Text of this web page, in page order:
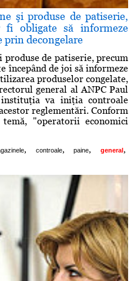
şi produse de patiserie,
fi obligate să informeze
prin decongelare
produse de patiserie, precum
începând de joi să informeze
produselor congelate,
general al ANPC Paul
va iniţia controale
reglementări. Conform
"operatorii economici
, controale, paine, general ,